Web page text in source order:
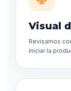
Visual
Revisamos
iniciar la